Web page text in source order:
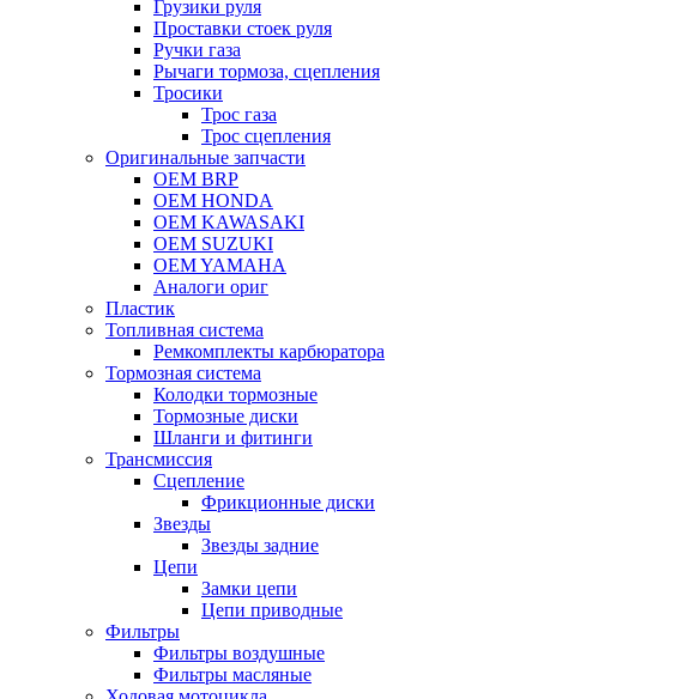
Грузики руля
Проставки стоек руля
Ручки газа
Рычаги тормоза, сцепления
Тросики
Трос газа
Трос сцепления
Оригинальные запчасти
OEM BRP
OEM HONDA
OEM KAWASAKI
OEM SUZUKI
OEM YAMAHA
Аналоги ориг
Пластик
Топливная система
Ремкомплекты карбюратора
Тормозная система
Колодки тормозные
Тормозные диски
Шланги и фитинги
Трансмиссия
Cцепление
Фрикционные диски
Звезды
Звезды задние
Цепи
Замки цепи
Цепи приводные
Фильтры
Фильтры воздушные
Фильтры масляные